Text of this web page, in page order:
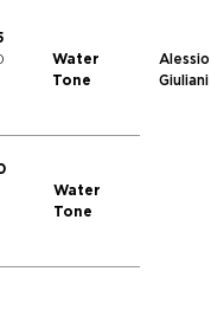
Water
Tone
Alessio
Giuliani
Water
Tone